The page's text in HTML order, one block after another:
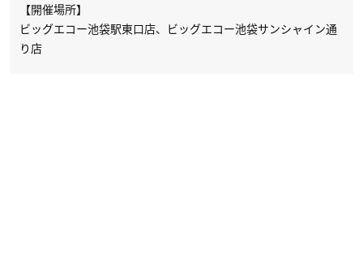
【開催場所】
ビッグエコー池袋駅東口店、ビッグエコー池袋サンシャイン通
り店